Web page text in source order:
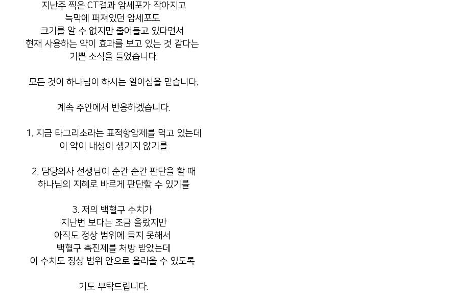
지난주 찍은 CT결과 암세포가 작아지고
늑막에 퍼져있던 암세포도
크기를 알 수 없지만 줄어들고 있다면서
현재 사용하는 약이 효과를 보고 있는 것 같다는
기쁜 소식을 들었습니다.
모든 것이 하나님이 하시는 일이심을 믿습니다.
계속 주안에서 반응하겠습니다.
1. 지금 타그리소라는 표적항암제를 먹고 있는데
이 약이 내성이 생기지 않기를
2. 담당의사 선생님이 순간 순간 판단을 할 때
하나님의 지혜로 바르게 판단할 수 있기를
3. 저의 백혈구 수치가
지난번 보다는 조금 올랐지만
아직도 정상 범위에 들지 못해서
백혈구 촉진제를 처방 받았는데
이 수치도 정상 범위 안으로 올라올 수 있도록
기도 부탁드립니다.